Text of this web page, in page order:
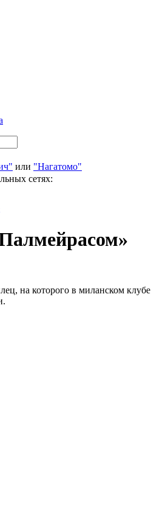
или "Нагатомо"
сетях:
на которого в миланском